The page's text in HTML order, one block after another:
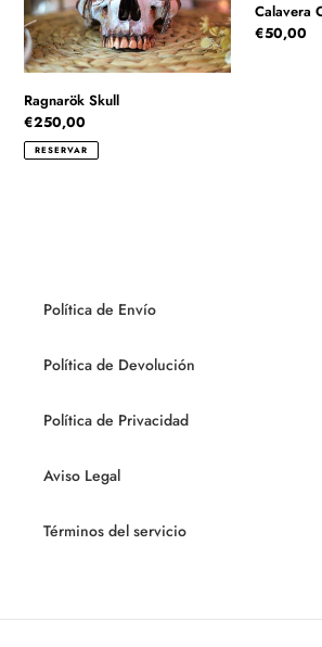
Ragnarök Skull
Precio
habitual
€250,00
RESERVAR
Calavera
Precio
€50,00
Política de Envío
Política de Devolución
Política de Privacidad
Aviso Legal
Términos del servicio